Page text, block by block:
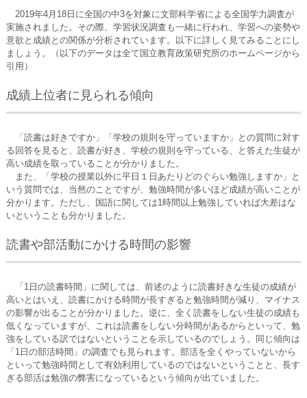
2019年4月18日に全国の中3を対象に文部科学省による全国学力調査が
実施されました。その際、学習状況調査も一緒に行われ、学習への姿勢や
意欲と成績との関係が分析されています。以下に詳しく見てみることにし
ましょう。（以下のデータは全て国立教育政策研究所のホームページから
引用）
成績上位者に見られる傾向
「読書は好きですか」「学校の規則を守っていますか」との質問に対す
る回答を見ると、読書が好き、学校の規則を守っている、と答えた生徒が
高い成績を取っていることが分かりました。
また、「学校の授業以外に平日１日あたりどのぐらい勉強しますか」と
いう質問では、当然のことですが、勉強時間が多いほど成績が高いことが
分かります。ただし、国語に関しては1時間以上勉強していれば大差はな
いということも分かりました。
読書や部活動にかける時間の影響
「1日の読書時間」に関しては、前述のように読書好きな生徒の成績が
高いとはいえ、読書にかける時間が長すぎると勉強時間が減り、マイナス
の影響が出ることが分かりました。逆に、全く読書をしない生徒の成績も
低くなっていますが、これは読書をしない分時間があるからといって、勉
強をしている訳ではないということを示しているのでしょう。同じ傾向は
「1日の部活時間」の調査でも見られます。部活を全くやっていないから
といって勉強時間として有効利用しているのではないということと、長す
ぎる部活は勉強の弊害になっているという傾向が出ていました。